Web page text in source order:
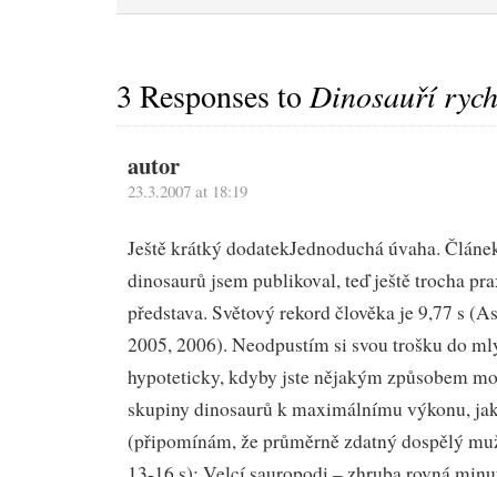
3 Responses toDinosauří
autor
23.3.2007 at 18:19
Ještě krátký dodatekJednoduchá úvaha.
dinosaurů jsem publikoval, teď ještě trocha
představa. Světový rekord člověka je 9,77 s
2005, 2006). Neodpustím si svou trošku do
hypoteticky, kdyby jste nějakým způsobem
skupiny dinosaurů k maximálnímu výkonu,
(připomínám, že průměrně zdatný dospělý